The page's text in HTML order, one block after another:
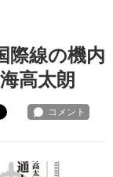
の機内Wi－Fi、無料
際線の機内
高太朗